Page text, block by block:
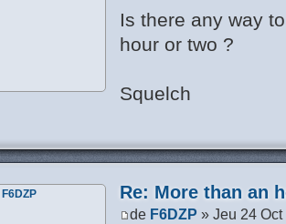
Is there any way
hour or two ?
Squelch
Re: More than an
de F6DZP » Jeu 24
F6DZP